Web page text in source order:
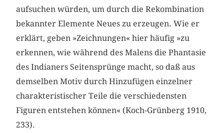
aufsuchen würden, um durch die Rekombination
bekannter Elemente Neues zu erzeugen. Wie er
erklärt, geben »Zeichnungen« hier häufig »zu
erkennen, wie während des Malens die Phantasie
des Indianers Seitensprünge macht, so daß aus
demselben Motiv durch Hinzufügen einzelner
charakteristischer Teile die verschiedensten
Figuren entstehen können« (Koch-Grünberg 1910,
233).